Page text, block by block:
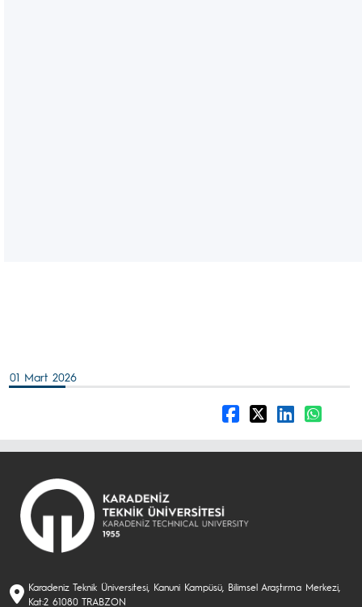
01 Mart 2026
Karadeniz Teknik Üniversitesi, Kanuni Kampüsü, Bilimsel Araştırma Merkezi,
Kat:2 61080 TRABZON